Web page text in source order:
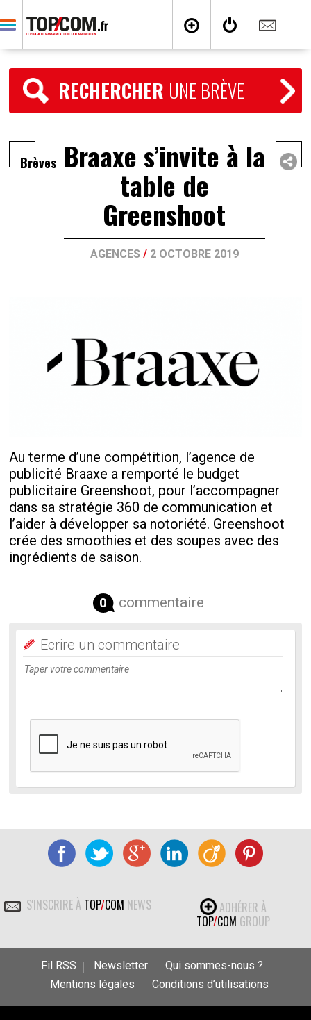
RECHERCHER UNE BRÈVE
Brèves Braaxe s’invite à la
table de
Greenshoot
AGENCES / 2 OCTOBRE 2019
Au terme d’une compétition, l’agence de
publicité Braaxe a remporté le budget
publicitaire Greenshoot, pour l’accompagner
dans sa stratégie 360 de communication et
l’aider à développer sa notoriété. Greenshoot
crée des smoothies et des soupes avec des
ingrédients de saison.
0 commentaire
Ecrire un commentaire
S'INSCRIRE À TOP/COM NEWS
ADHÉRER À
TOP/COM GROUP
Fil RSS Newsletter
Qui sommes-nous ?
Mentions légales
Conditions d’utilisations